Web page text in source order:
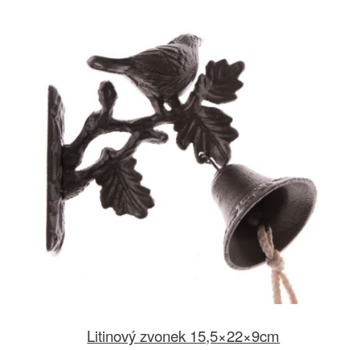
Litinový zvonek 15,5×22×9cm